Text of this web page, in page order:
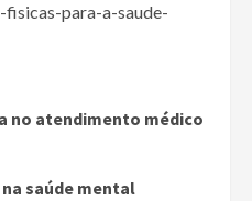
para-a-saude-
no atendimento médico
saúde mental